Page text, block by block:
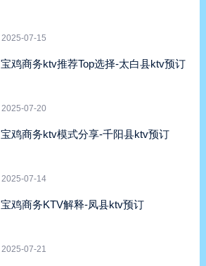
2025-07-15
宝鸡商务ktv推荐Top选择-太白县ktv预订
2025-07-20
宝鸡商务ktv模式分享-千阳县ktv预订
2025-07-14
宝鸡商务KTV解释-凤县ktv预订
2025-07-21